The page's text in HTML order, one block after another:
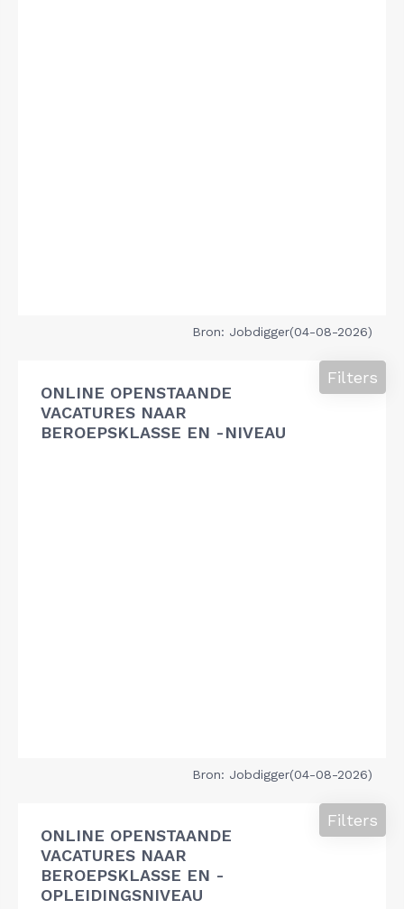
Bron: Jobdigger(04-08-2026)
ONLINE OPENSTAANDE
VACATURES NAAR
BEROEPSKLASSE EN -NIVEAU
Filters
Bron: Jobdigger(04-08-2026)
ONLINE OPENSTAANDE
VACATURES NAAR
BEROEPSKLASSE EN -
OPLEIDINGSNIVEAU
Filters